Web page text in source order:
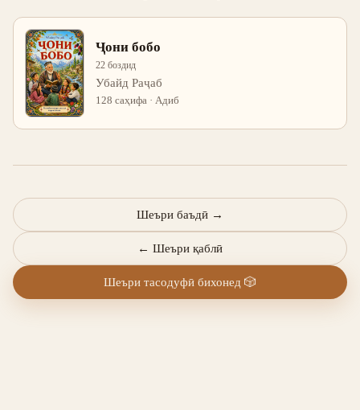
Ҷони бобо
22 боздид
Убайд Раҷаб
128 саҳифа · Адиб
← Шеъри қаблӣ
Шеъри баъдӣ →
Шеъри тасодуфӣ бихонед 🎲